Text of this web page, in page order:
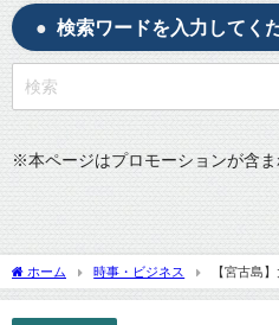
検索ワードを入力してく
※本ページはプロモーションが含
ホーム 時事・ビジネス
【宮古島
の絵画も飾られている！